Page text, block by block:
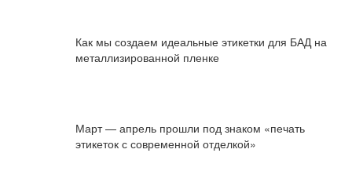
Как мы создаем идеальные этикетки для БАД на
металлизированной пленке
Март — апрель прошли под знаком «печать
этикеток с современной отделкой»